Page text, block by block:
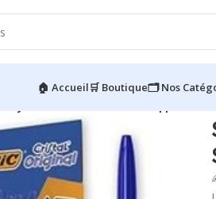
🏠 Accueil🛒 Boutique🗂️ Nos